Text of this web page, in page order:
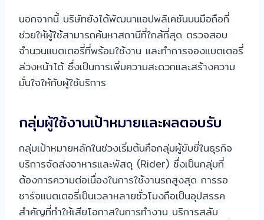
นอกจากนี้ บริษัทยังได้พัฒนาแอปพลิเคชันบนมือถือที่
ช่วยให้ผู้ใช้สามารถค้นหาสถานีที่ใกล้ที่สุด ตรวจสอบ
จำนวนแบตเตอรี่ที่พร้อมใช้งาน และทำการจองแบตเตอรี่
ล่วงหน้าได้ ซึ่งเป็นการเพิ่มความสะดวกและสร้างความ
มั่นใจให้กับผู้ใช้บริการ
กลุ่มผู้ใช้งานเป้าหมายและผลตอบรับ
กลุ่มเป้าหมายหลักในช่วงเริ่มต้นคือกลุ่มผู้ขับขี่ในธุรกิจ
บริการจัดส่งอาหารและพัสดุ (Rider) ซึ่งเป็นกลุ่มที่
ต้องการความต่อเนื่องในการใช้งานรถสูงสุด การรอ
ชาร์จแบตเตอรี่เป็นเวลาหลายชั่วโมงถือเป็นอุปสรรค
สำคัญที่ทำให้เสียโอกาสในการทำงาน บริการสลับ